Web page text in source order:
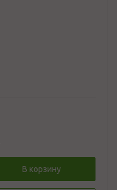
В корзину